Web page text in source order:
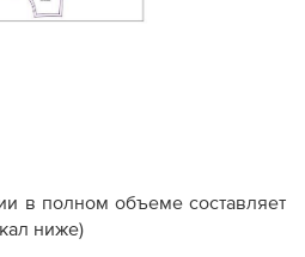
в полном объеме составляет
ниже)